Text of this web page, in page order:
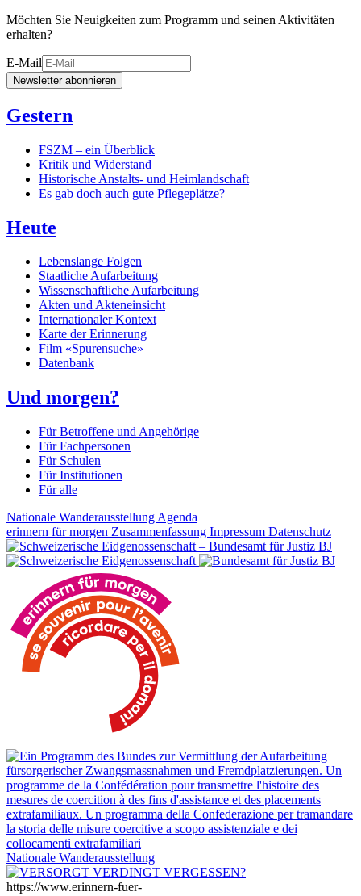
Möchten Sie Neuigkeiten zum Programm und seinen Aktivitäten
erhalten?
E-Mail
Newsletter abonnieren
Gestern
FSZM – ein Überblick
Kritik und Widerstand
Historische Anstalts- und Heimlandschaft
Es gab doch auch gute Pflegeplätze?
Heute
Lebenslange Folgen
Staatliche Aufarbeitung
Wissenschaftliche Aufarbeitung
Akten und Akteneinsicht
Internationaler Kontext
Karte der Erinnerung
Film «Spurensuche»
Datenbank
Und morgen?
Für Betroffene und Angehörige
Für Fachpersonen
Für Schulen
Für Institutionen
Für alle
Nationale Wanderausstellung Agenda
erinnern für morgen Zusammenfassung Impressum Datenschutz
Nationale Wanderausstellung
https://www.erinnern-fuer-